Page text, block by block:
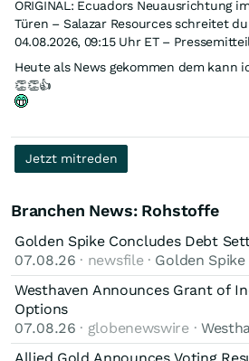
eines Unternehmens, bei dem sich
gleichzeitig in Bewegung setzen
ORIGINAL: Ecuadors Neuausrichtung
Türen – Salazar Resources schreitet durch sie alle hindurch
04.08.2026, 09:15 Uhr ET –
Heute als News gekommen dem kann
👏👏👍
Jetzt mitreden
Branchen News: Rohstoffe
Golden Spike Concludes Debt
07.08.26 · newsfile · Golden
Westhaven Announces Grant of
Options
07.08.26 · globenewswire ·
Allied Gold Announces Voting